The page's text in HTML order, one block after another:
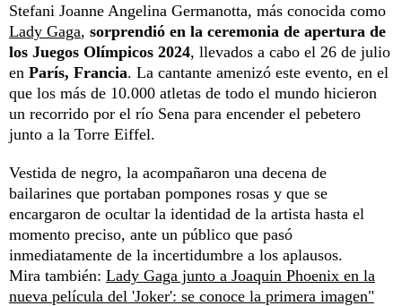
Stefani Joanne Angelina Germanotta, más conocida como
Lady Gaga, sorprendió en la ceremonia de apertura de
los Juegos Olímpicos 2024, llevados a cabo el 26 de julio
en París, Francia. La cantante amenizó este evento, en el
que los más de 10.000 atletas de todo el mundo hicieron
un recorrido por el río Sena para encender el pebetero
junto a la Torre Eiffel.
Vestida de negro, la acompañaron una decena de
bailarines que portaban pompones rosas y que se
encargaron de ocultar la identidad de la artista hasta el
momento preciso, ante un público que pasó
inmediatamente de la incertidumbre a los aplausos.
Mira también: Lady Gaga junto a Joaquin Phoenix en la
nueva película del 'Joker': se conoce la primera imagen"